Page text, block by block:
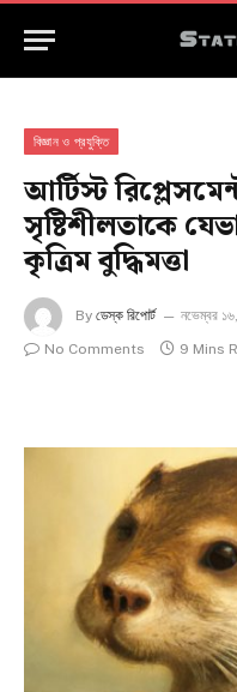
বিজ্ঞান ও প্রযুক্তি
আর্টিস্ট
সৃষ্টিশীলতাকে
কৃত্রিম বুদ্ধিমত্তা
By ডেস্ক রিপোর্ট নভেম্বর
No Comments
9 Mins